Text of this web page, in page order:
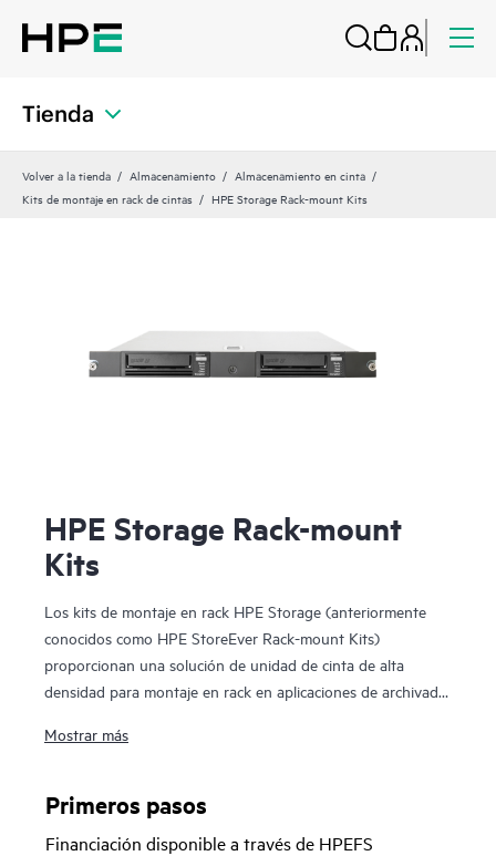
Tienda
Volver a la tienda Almacenamiento
Almacenamiento en cinta
Kits de montaje en rack de cintas
HPE Storage Rack-mount Kits
HPE Storage Rack-mount
Kits
Los kits de montaje en rack HPE Storage (anteriormente
conocidos como HPE StoreEver Rack-mount Kits)
proporcionan una solución de unidad de cinta de alta
densidad para montaje en rack en aplicaciones de archivado
El kit de montaje en rack HPE StoreEver 1U admite hasta
máximo de 90 TB de capacidad (con compresión 2,5:1) al
utilizar dos unidades HPE StoreEver LTO-9 Ultrium 45000.
Mostrar más
Primeros pasos
Financiación disponible a través de HPEFS